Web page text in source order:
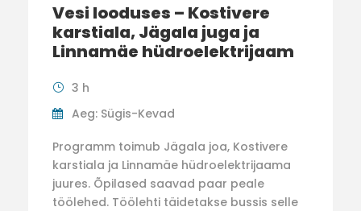
Vesi looduses – Kostivere
karstiala, Jägala juga ja
Linnamäe hüdroelektrijaam
3 h
Aeg: Sügis-Kevad
Programm toimub Jägala joa, Kostivere
karstiala ja Linnamäe hüdroelektrijaama
juures. Õpilased saavad paar peale
töölehed. Töölehti täidetakse bussis selle